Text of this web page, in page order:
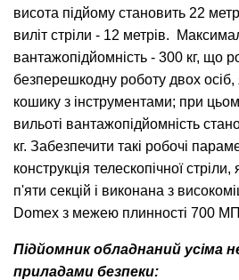
висота підйому становить 22
виліт стріли - 12 метрів.
вантажопідйомність - 300 кг, що
безперешкодну роботу двох осіб,
кошику з інструментами; при
вильоті вантажопідйомність
кг. Забезпечити такі робочі
конструкція телескопічної
п'яти секцій і виконана з
Domex з межею плинності 700
Підйомник обладнаний усіма
приладами безпеки: